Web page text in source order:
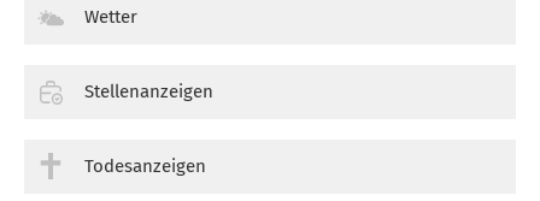
Wetter
Stellenanzeigen
Todesanzeigen